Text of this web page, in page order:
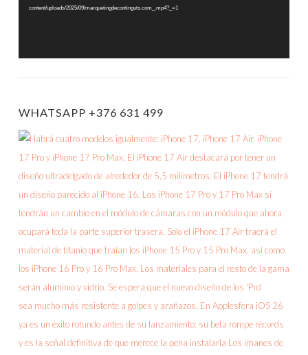
content/uploads/2025/09/marquetingdecontinguts.com_.mp4?_=1
WHATSAPP +376 631 499